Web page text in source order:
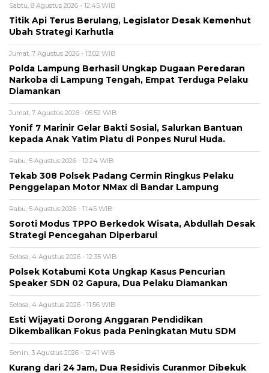
Sabtu, 8 Agustus 2026 - 12:45 WIB
Titik Api Terus Berulang, Legislator Desak Kemenhut
Ubah Strategi Karhutla
Jumat, 7 Agustus 2026 - 13:02 WIB
Polda Lampung Berhasil Ungkap Dugaan Peredaran
Narkoba di Lampung Tengah, Empat Terduga Pelaku
Diamankan
Jumat, 7 Agustus 2026 - 05:52 WIB
Yonif 7 Marinir Gelar Bakti Sosial, Salurkan Bantuan
kepada Anak Yatim Piatu di Ponpes Nurul Huda.
Rabu, 5 Agustus 2026 - 12:24 WIB
Tekab 308 Polsek Padang Cermin Ringkus Pelaku
Penggelapan Motor NMax di Bandar Lampung
Rabu, 5 Agustus 2026 - 11:45 WIB
Soroti Modus TPPO Berkedok Wisata, Abdullah Desak
Strategi Pencegahan Diperbarui
Selasa, 4 Agustus 2026 - 12:35 WIB
Polsek Kotabumi Kota Ungkap Kasus Pencurian
Speaker SDN 02 Gapura, Dua Pelaku Diamankan
Selasa, 4 Agustus 2026 - 11:56 WIB
Esti Wijayati Dorong Anggaran Pendidikan
Dikembalikan Fokus pada Peningkatan Mutu SDM
Senin, 3 Agustus 2026 - 12:41 WIB
Kurang dari 24 Jam, Dua Residivis Curanmor Dibekuk